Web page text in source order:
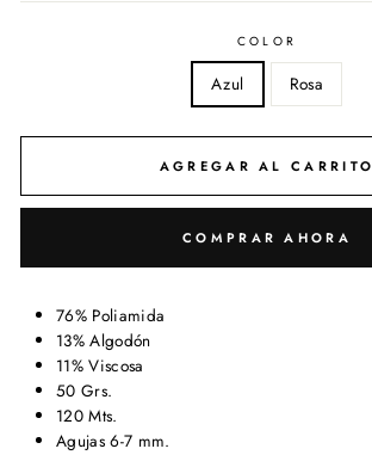
COLOR
Azul Rosa
AGREGAR AL CARRITO
COMPRAR AHORA
76% Poliamida
13% Algodón
11% Viscosa
50 Grs.
120 Mts.
Agujas 6-7 mm.